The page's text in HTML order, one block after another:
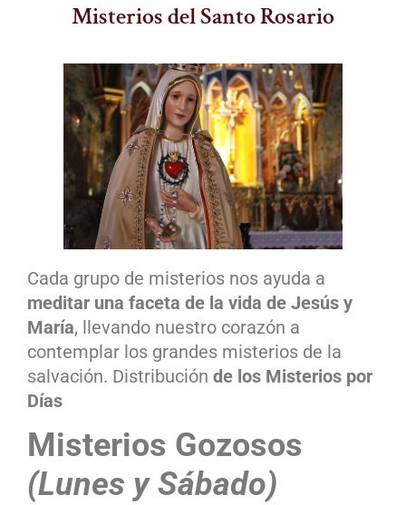
Misterios del Santo Rosario
Cada grupo de misterios nos ayuda a
meditar una faceta de la vida de Jesús y
María, llevando nuestro corazón a
contemplar los grandes misterios de la
salvación. Distribución de los Misterios por
Días
Misterios Gozosos
(Lunes y Sábado)